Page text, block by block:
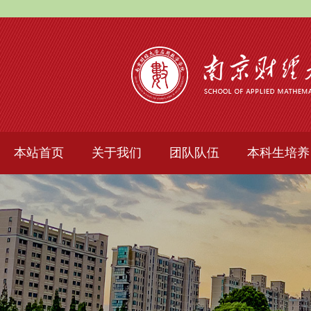
本站首页 关于我们 团队队伍 本科生培养